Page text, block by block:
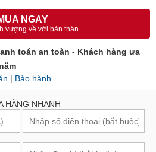
NGAY
vượng về với bản thân
toán an toàn - Khách hàng ưa
| Bảo hành
HÀNG NHANH